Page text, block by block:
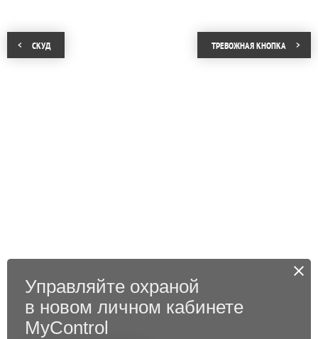
СКУД ТРЕВОЖНАЯ КНОПКА
Управляйте охраной
в новом личном кабинете
MyControl